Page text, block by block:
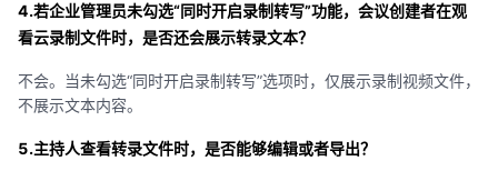
4.若企业管理员未勾选“同时开启录制转写”功能，会议创建者在观
看云录制文件时，是否还会展示转录文本？
不会。当未勾选“同时开启录制转写”选项时，仅展示录制视频文件，
不展示文本内容。
5.主持人查看转录文件时，是否能够编辑或者导出？